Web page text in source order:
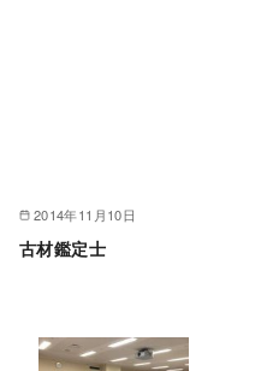
2014年11月10日
古材鑑定士